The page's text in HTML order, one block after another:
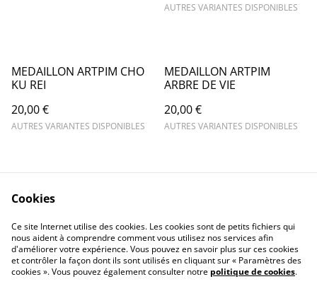
AUTRES VARIANTES DISPONIBLES
MEDAILLON ARTPIM CHO
KU REI
20,00 €
AUTRES VARIANTES DISPONIBLES
MEDAILLON ARTPIM
ARBRE DE VIE
20,00 €
AUTRES VARIANTES DISPONIBLES
Contact
Informations Légale
politique de
confidentialité
Cookie
Cookies
Ce site Internet utilise des cookies. Les cookies sont de petits fichiers qui
nous aident à comprendre comment vous utilisez nos services afin
d'améliorer votre expérience. Vous pouvez en savoir plus sur ces cookies
et contrôler la façon dont ils sont utilisés en cliquant sur « Paramètres des
cookies ». Vous pouvez également consulter notre politique de cookies.